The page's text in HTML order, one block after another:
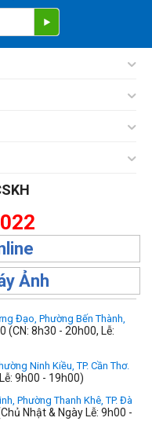
Ảnh
Đạo, Phường Bến Thành,
(CN: 8h30 - 20h00, Lễ:
Ninh Kiều, TP. Cần Thơ.
9h00 - 19h00)
Phường Thanh Khê, TP. Đà
Nhật & Ngày Lễ: 9h00 -